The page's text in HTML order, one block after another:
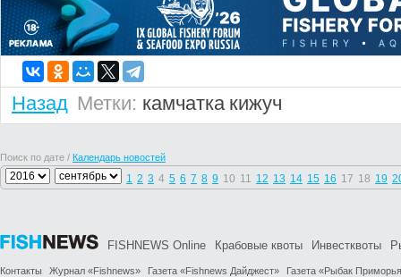
Назад Метки: камчатка кижуч
Поиск по дате / Календарь новостей
1 2 3 4 5 6 7 8 9 10 11 12 13 14 15 16 17 18 19
FISHNEWS Online Крабовые квоты Инвестквоты
Контакты Журнал «Fishnews» Газета «Fishnews Дайджест»
Газета «Рыбак